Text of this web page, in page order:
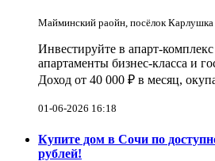
Майминский раойн, посёлок
Инвестируйте в апарт-
апартаменты бизнес-класса и
Доход от 40 000 ₽ в месяц,
01-06-2026 16:18
Купите дом в Сочи по
рублей!